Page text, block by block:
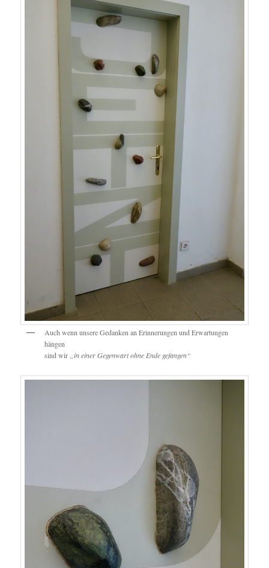
Auch wenn unsere Gedanken an Erinnerungen und Erwartungen
hängen
sind wir „in einer Gegenwart ohne Ende gefangen“